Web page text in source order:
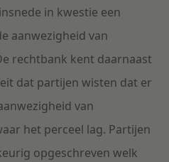
in kwestie een
aanwezigheid van
rechtbank kent daarnaast
dat partijen wisten dat er
van
het perceel lag. Partijen
opgeschreven welk